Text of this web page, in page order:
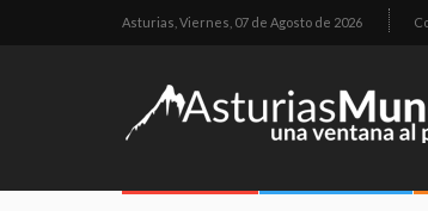
Asturias, Viernes, 07 de Agosto de 2026